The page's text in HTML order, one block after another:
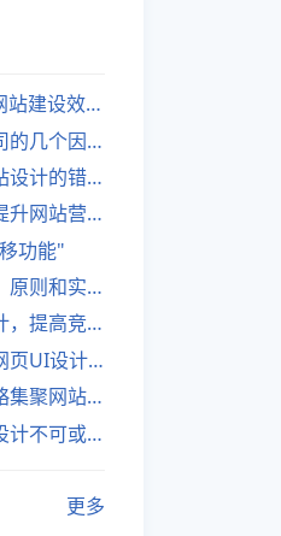
提高深圳FLASH网站建设效率的建议
选择网站推广公司的几个因素
避免这些深圳网站设计的错误
优化后的标题：提升网站营销绩效的策略
功能"
网站设计在深圳：原则和实践
优化网站图片设计，提高竞争力
优化后的标题：网页UI设计与APP UI设计应用软件
如何利用营销策略集聚网站流量
团队协作是标志设计不可或缺的一部分
更多